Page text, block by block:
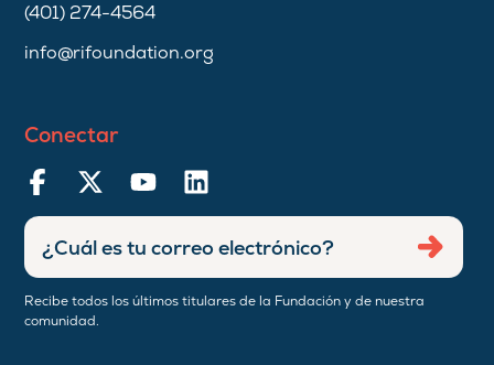
(401) 274-4564
info@rifoundation.org
Conectar
Recibe todos los últimos titulares de la Fundación y de nuestra
comunidad.
Ingresar
dirección
de
correo
Enviar